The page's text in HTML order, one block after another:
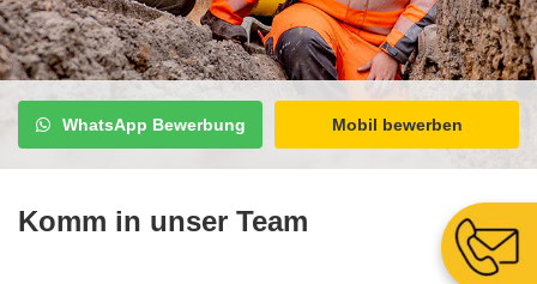
WhatsApp Bewerbung Mobil bewerben
Komm in unser Team